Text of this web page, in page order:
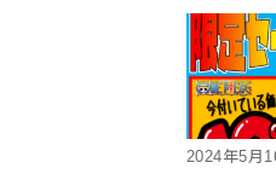
2024年5月